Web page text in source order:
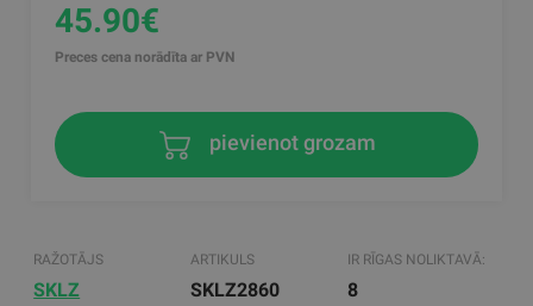
45.90€
Preces cena norādīta ar PVN
pievienot grozam
RAŽOTĀJS
SKLZ
ARTIKULS
SKLZ2860
IR RĪGAS NOLIKTAVĀ:
8